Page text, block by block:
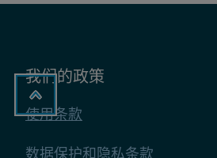
我们的政策
使用条款
数据保护和隐私条款